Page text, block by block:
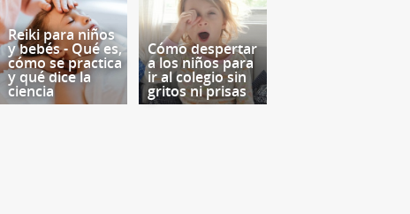
Reiki para niños
y bebés - Qué es,
cómo se practica
y qué dice la
ciencia
Cómo despertar
a los niños para
ir al colegio sin
gritos ni prisas